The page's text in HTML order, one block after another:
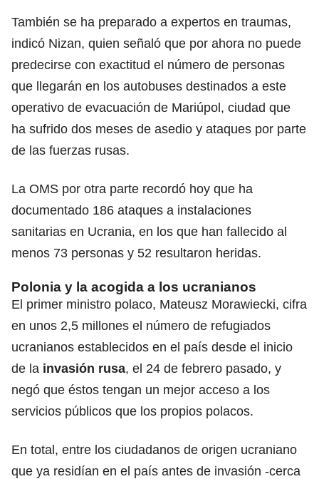
También se ha preparado a expertos en traumas,
indicó Nizan, quien señaló que por ahora no puede
predecirse con exactitud el número de personas
que llegarán en los autobuses destinados a este
operativo de evacuación de Mariúpol, ciudad que
ha sufrido dos meses de asedio y ataques por parte
de las fuerzas rusas.
La OMS por otra parte recordó hoy que ha
documentado 186 ataques a instalaciones
sanitarias en Ucrania, en los que han fallecido al
menos 73 personas y 52 resultaron heridas.
Polonia y la acogida a los ucranianos
El primer ministro polaco, Mateusz Morawiecki, cifra
en unos 2,5 millones el número de refugiados
ucranianos establecidos en el país desde el inicio
de la invasión rusa, el 24 de febrero pasado, y
negó que éstos tengan un mejor acceso a los
servicios públicos que los propios polacos.
En total, entre los ciudadanos de origen ucraniano
que ya residían en el país antes de invasión -cerca